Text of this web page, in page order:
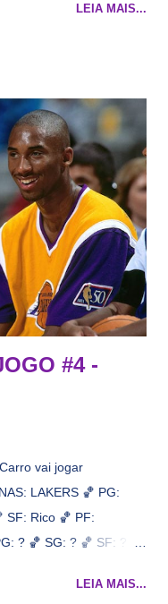
ainda é jovem.
como diria o Marcelo
Ah, e quase
Lakers. Se de fato há o
é sempre com a
E do Lakers hein? Até
que Nets tem
assediado pelo
Cavs contrat...
LEIA MAIS...
#4 -
vai jogar
LAKERS 🏀 PG:
SF: Rico 🏀 PF:
? 🏀 SG: ? 🏀 SF: ? 🏀
NBA League Pass,
LEIA MAIS...